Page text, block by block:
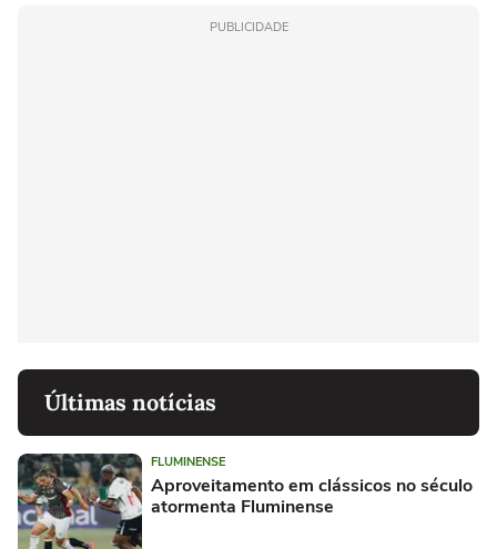
PUBLICIDADE
Últimas notícias
FLUMINENSE
Aproveitamento em clássicos no século
atormenta Fluminense